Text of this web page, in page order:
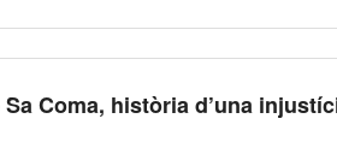
Coma, història d’una